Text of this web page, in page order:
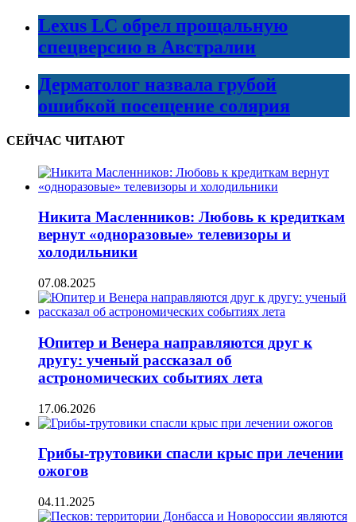
Lexus LC обрел прощальную
спецверсию в Австралии
Дерматолог назвала грубой
ошибкой посещение солярия
СЕЙЧАС ЧИТАЮТ
Никита Масленников: Любовь к кредиткам
вернут «одноразовые» телевизоры и
холодильники
07.08.2025
Юпитер и Венера направляются друг к
другу: ученый рассказал об
астрономических событиях лета
17.06.2026
Грибы-трутовики спасли крыс при лечении
ожогов
04.11.2025